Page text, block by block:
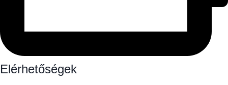
Elérhetőségek